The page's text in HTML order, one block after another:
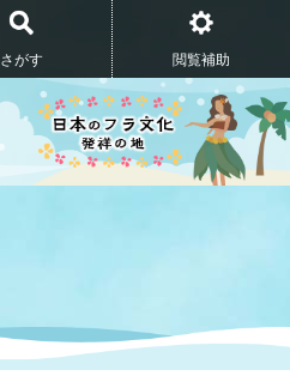
さがす 閲覧補助